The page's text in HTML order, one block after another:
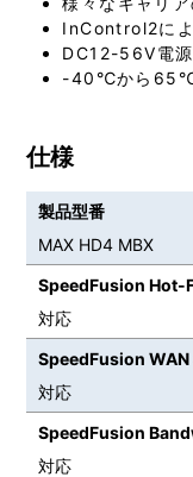
InControl2に
DC12-56V電
-40℃から65℃
仕様
製品型番
MAX HD4 MBX
SpeedFusion Hot-
対応
SpeedFusion
対応
SpeedFusion
対応